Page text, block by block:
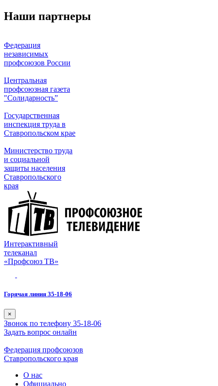
Наши партнеры
Федерация
независимых
профсоюзов России
Центральная
профсоюзная газета
"Солидарность”
Государственная
инспекция труда в
Ставропольском крае
Министерство труда
и социальной
защиты населения
Ставропольского
края
Интерактивный
телеканал
«Профсоюз ТВ»
Горячая линия 35-18-06
×
Звонок по телефону 35-18-06
Задать вопрос онлайн
Федерация профсоюзов
Ставропольского края
О нас
Официально